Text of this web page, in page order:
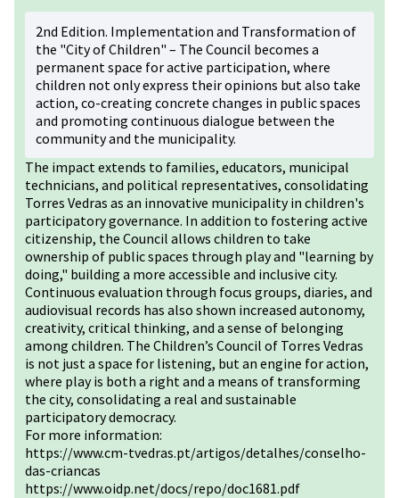
2nd Edition. Implementation and Transformation of
the "City of Children" – The Council becomes a
permanent space for active participation, where
children not only express their opinions but also take
action, co-creating concrete changes in public spaces
and promoting continuous dialogue between the
community and the municipality.
The impact extends to families, educators, municipal
technicians, and political representatives, consolidating
Torres Vedras as an innovative municipality in children's
participatory governance. In addition to fostering active
citizenship, the Council allows children to take
ownership of public spaces through play and "learning by
doing," building a more accessible and inclusive city.
Continuous evaluation through focus groups, diaries, and
audiovisual records has also shown increased autonomy,
creativity, critical thinking, and a sense of belonging
among children. The Children’s Council of Torres Vedras
is not just a space for listening, but an engine for action,
where play is both a right and a means of transforming
the city, consolidating a real and sustainable
participatory democracy.
For more information:
https://www.cm-tvedras.pt/artigos/detalhes/conselho-
das-criancas
https://www.oidp.net/docs/repo/doc1681.pdf